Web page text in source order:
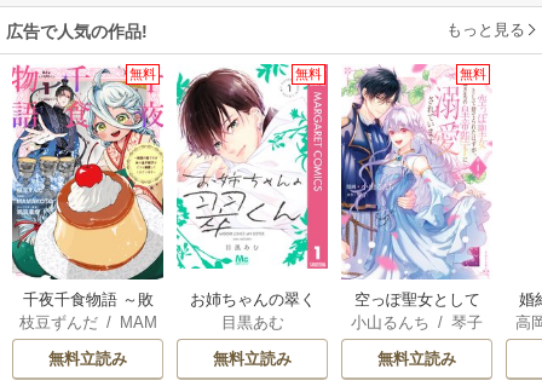
広告で人気の作品! もっと見る
無料
千夜千食物語 ～敗
国の姫ですが氷の
皇子殿下がどうも
溺愛してくれてい
枝豆ずんだ/ MAM
AKOTO/鴉羽凛燈
無料立読み
無料
お姉ちゃんの翠く
ん
目黒あむ
無料立読み
無料
空っぽ聖女として
捨てられたはず
が、嫁ぎ先の皇帝
陛下に溺愛されて
小山るんち /琴子
無料立読み
婚
っ
高
の